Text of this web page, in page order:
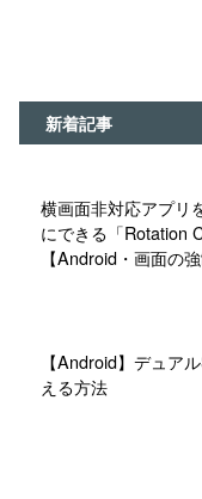
新着記事
横画面非対応アプリ
にできる「Rotation
【Android・画面の強
【Android】デュア
える方法